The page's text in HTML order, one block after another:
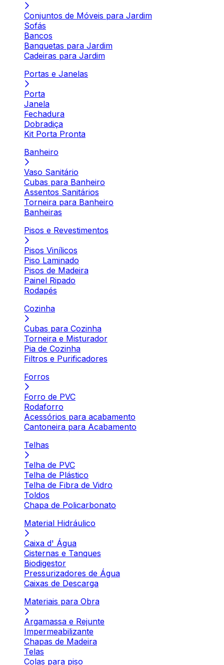
Conjuntos de Móveis para Jardim
Sofás
Bancos
Banquetas para Jardim
Cadeiras para Jardim
Portas e Janelas
Porta
Janela
Fechadura
Dobradiça
Kit Porta Pronta
Banheiro
Vaso Sanitário
Cubas para Banheiro
Assentos Sanitários
Torneira para Banheiro
Banheiras
Pisos e Revestimentos
Pisos Vinílicos
Piso Laminado
Pisos de Madeira
Painel Ripado
Rodapés
Cozinha
Cubas para Cozinha
Torneira e Misturador
Pia de Cozinha
Filtros e Purificadores
Forros
Forro de PVC
Rodaforro
Acessórios para acabamento
Cantoneira para Acabamento
Telhas
Telha de PVC
Telha de Plástico
Telha de Fibra de Vidro
Toldos
Chapa de Policarbonato
Material Hidráulico
Caixa d' Água
Cisternas e Tanques
Biodigestor
Pressurizadores de Água
Caixas de Descarga
Materiais para Obra
Argamassa e Rejunte
Impermeabilizante
Chapas de Madeira
Telas
Colas para piso